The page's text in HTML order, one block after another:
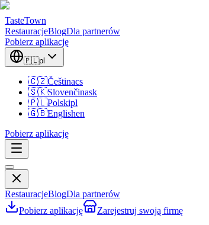
TasteTown
RestauracjeBlogDla partnerów
Pobierz aplikację
🇵🇱pl
🇨🇿Češtinacs
🇸🇰Slovenčinask
🇵🇱Polskipl
🇬🇧Englishen
Pobierz aplikację
RestauracjeBlogDla partnerów
Pobierz aplikację
Zarejestruj swoją firmę